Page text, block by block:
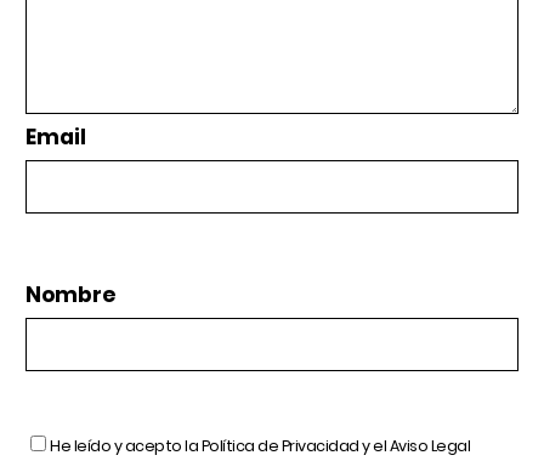
Email
Nombre
He leído y acepto laPolítica de Privacidady elAviso Legal